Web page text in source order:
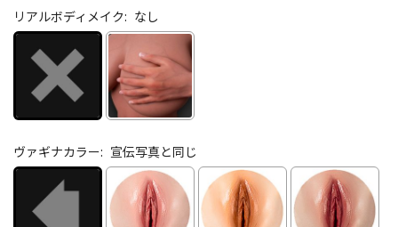
リアルボディメイク: なし
ヴァギナカラー: 宣伝写真と同じ